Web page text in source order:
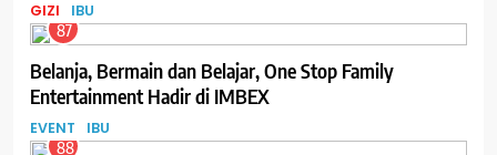
GIZI IBU
87
Belanja, Bermain dan Belajar, One Stop Family
Entertainment Hadir di IMBEX
EVENT IBU
88